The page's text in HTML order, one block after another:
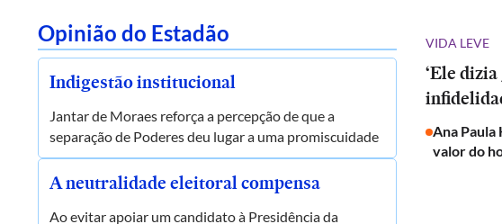
Opinião do Estadão
Indigestão institucional
Jantar de Moraes reforça a percepção de que a
separação de Poderes deu lugar a uma promiscuidade
A neutralidade eleitoral compensa
Ao evitar apoiar um candidato à Presidência da
VIDA LEVE
‘Ele
Ana Paula
valor do